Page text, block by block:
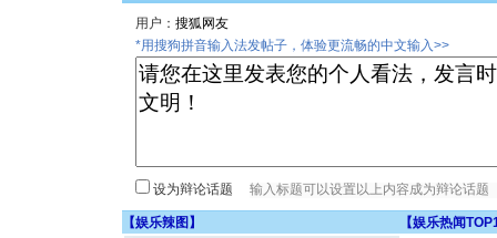
用户：
*用搜狗拼音输入法发帖子，体验更流畅的中文输入>>
设为辩论话题
【娱乐辣图 】 【娱乐热闻